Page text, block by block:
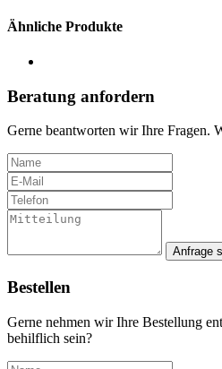
Ähnliche Produkte
Beratung anfordern
Gerne beantworten wir Ihre Fragen.
Anfrage
Bestellen
Gerne nehmen wir Ihre Bestellung
behilflich sein?